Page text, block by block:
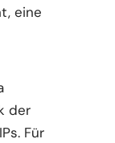
eine
der
Für